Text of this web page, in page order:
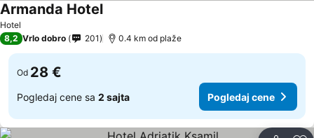
Hotel
Armanda Hotel
8,2 Vrlo dobro 201 0.4 km od plaže
Od 28 €
Pogledaj cene sa 2 sajta Pogledaj cene